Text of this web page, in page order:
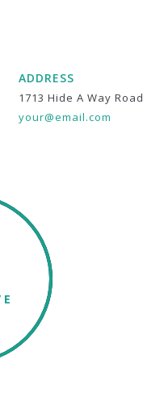
ADDRESS
1713 Hide A Way Road
your@email.com